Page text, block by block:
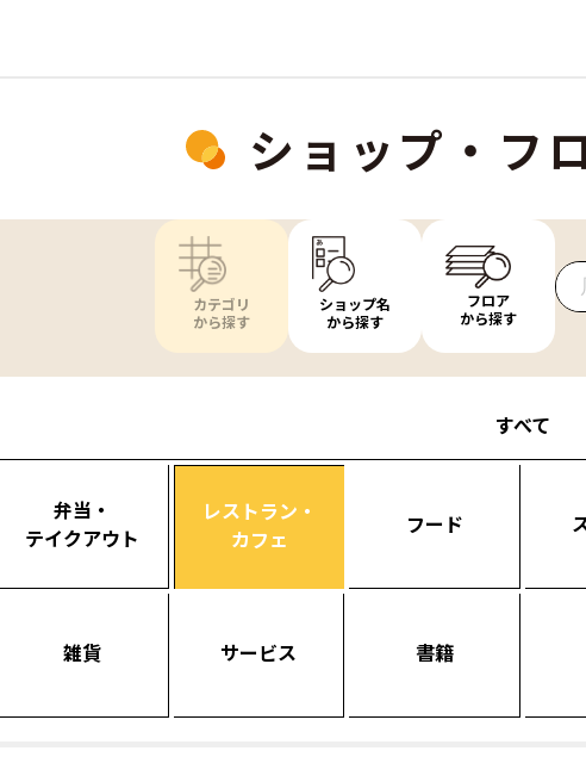
ショップ・フ
カテゴリ
から探す
ショップ名
から探す
フロア
から探す
すべて
弁当・
テイクアウト
レストラン・
カフェ
フード
雑貨 サービス 書籍